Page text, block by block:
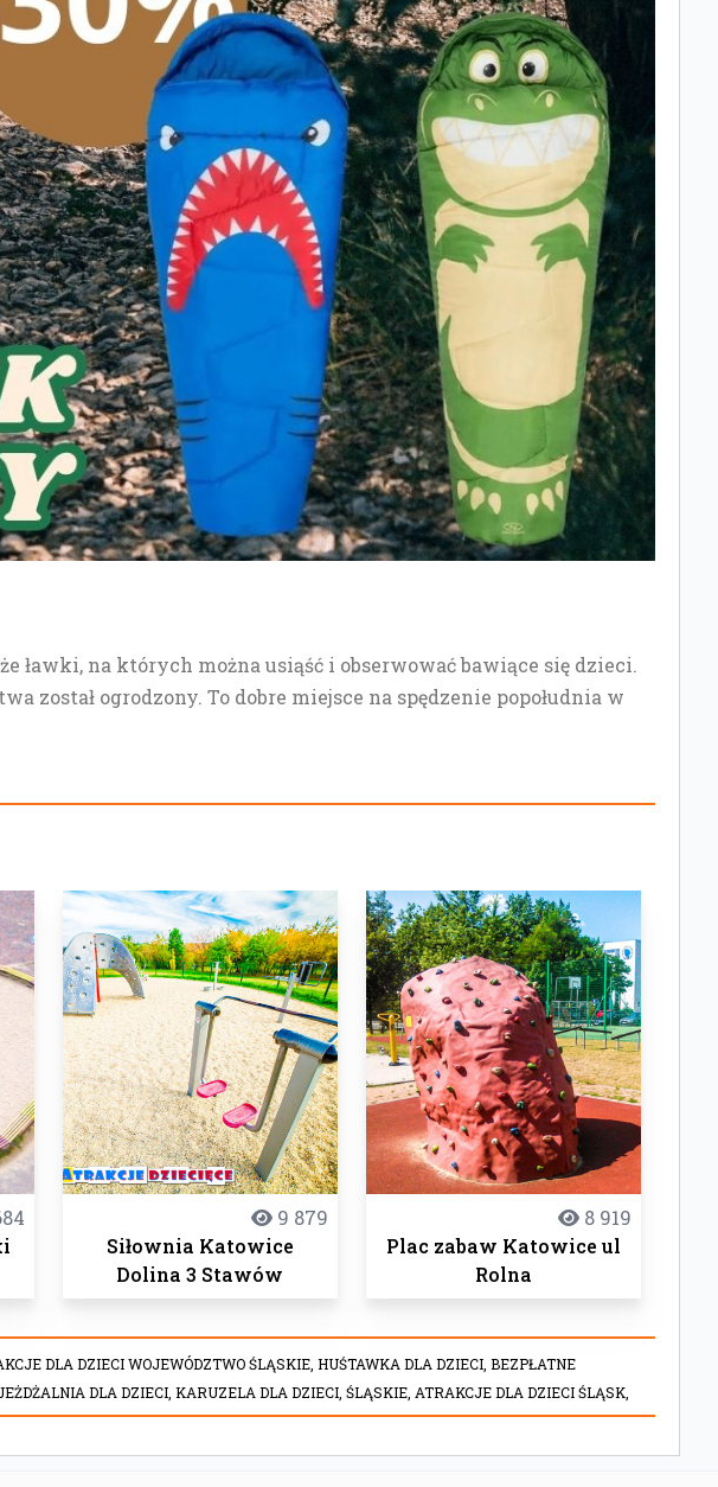
ławki, na których można usiąść i obserwować bawiące się dzieci.
został ogrodzony. To dobre miejsce na spędzenie popołudnia w
9 879
Siłownia Katowice
Dolina 3 Stawów
8 919
Plac zabaw Katowice ul
Rolna
DLA DZIECI WOJEWÓDZTWO ŚLĄSKIE,HUŚTAWKA DLA DZIECI,BEZPŁATNE
DLA DZIECI,KARUZELA DLA DZIECI,ŚLĄSKIE,ATRAKCJE DLA DZIECI ŚLĄSK,